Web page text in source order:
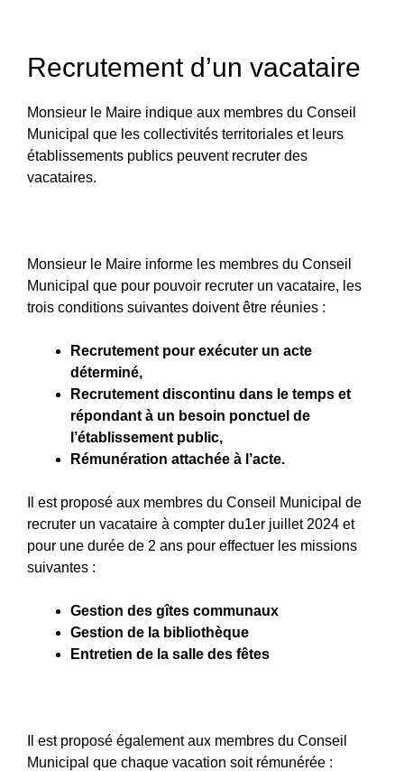
Recrutement d’un vacataire
Monsieur le Maire indique aux membres du Conseil
Municipal que les collectivités territoriales et leurs
établissements publics peuvent recruter des
vacataires.
Monsieur le Maire informe les membres du Conseil
Municipal que pour pouvoir recruter un vacataire, les
trois conditions suivantes doivent être réunies :
Recrutement pour exécuter un acte
déterminé,
Recrutement discontinu dans le temps et
répondant à un besoin ponctuel de
l’établissement public,
Rémunération attachée à l’acte.
Il est proposé aux membres du Conseil Municipal de
recruter un vacataire à compter du1er juillet 2024 et
pour une durée de 2 ans pour effectuer les missions
suivantes :
Gestion des gîtes communaux
Gestion de la bibliothèque
Entretien de la salle des fêtes
Il est proposé également aux membres du Conseil
Municipal que chaque vacation soit rémunérée :